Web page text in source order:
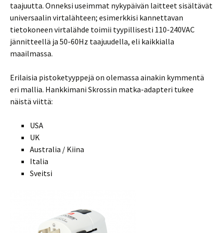
taajuutta. Onneksi useimmat nykypäivän laitteet sisältävät
universaalin virtalähteen; esimerkkisi kannettavan
tietokoneen virtalähde toimii tyypillisesti 110-240VAC
jännitteellä ja 50-60Hz taajuudella, eli kaikkialla
maailmassa.
Erilaisia pistoketyyppejä on olemassa ainakin kymmentä
eri mallia. Hankkimani Skrossin matka-adapteri tukee
näistä viittä:
USA
UK
Australia / Kiina
Italia
Sveitsi